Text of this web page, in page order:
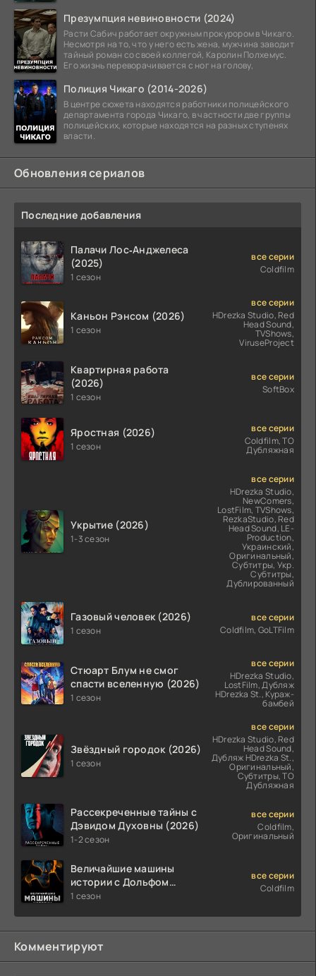
Презумпция невиновности (2024)
Расти Сабич работает окружным прокурором в Чикаго.
Несмотря на то, что у него есть жена, мужчина заводит
тайный роман со своей коллегой, Каролин Полхемус.
Его жизнь переворачивается с ног на голову,
Полиция Чикаго (2014-2026)
В центре сюжета находятся работники полицейского
департамента города Чикаго, в частности две группы
полицейских, которые находятся на разных ступенях
власти.
Обновления сериалов
Последние добавления
Палачи Лос‑Анджелеса
(2025)
1 сезон
все серии
Coldfilm
Каньон Рэнсом (2026)
1 сезон
все серии
HDrezka Studio, Red
Head Sound,
TVShows,
ViruseProject
Квартирная работа
(2026)
1 сезон
все серии
SoftBox
Яростная (2026)
1 сезон
все серии
Coldfilm, ТО
Дубляжная
Укрытие (2026)
1-3 сезон
все серии
HDrezka Studio,
NewComers,
LostFilm, TVShows,
RezkaStudio, Red
Head Sound, LE-
Production,
Украинский,
Оригинальный,
Субтитры, Укр.
Субтитры,
Дублированный
Газовый человек (2026)
1 сезон
все серии
Coldfilm, GoLTFilm
Стюарт Блум не смог
спасти вселенную (2026)
1 сезон
все серии
HDrezka Studio,
LostFilm, Дубляж
HDrezka St., Кураж-
бамбей
Звёздный городок (2026)
1 сезон
все серии
HDrezka Studio, Red
Head Sound,
Дубляж HDrezka St.,
Оригинальный,
Субтитры, ТО
Дубляжная
Рассекреченные тайны с
Дэвидом Духовны (2026)
1-2 сезон
все серии
Coldfilm,
Оригинальный
Величайшие машины
истории с Дольфом
Лундгреном (2026)
1 сезон
все серии
Coldfilm
Комментируют